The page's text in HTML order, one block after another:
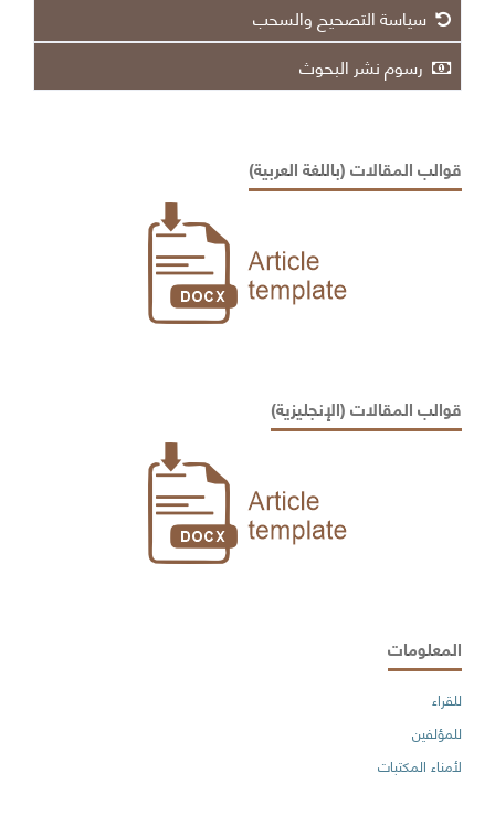
سياسة التصحيح والسحب
رسوم نشر البحوث
قوالب المقالات (باللغة العربية)
قوالب المقالات (الإنجليزية)
المعلومات
للقراء
للمؤلفين
لأمناء المكتبات